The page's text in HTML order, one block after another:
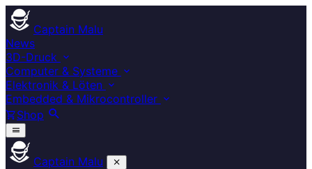
Captain Malu
News
3D-Druck
Computer & Systeme
Elektronik & Löten
Embedded & Mikrocontroller
Shop
Captain Malu